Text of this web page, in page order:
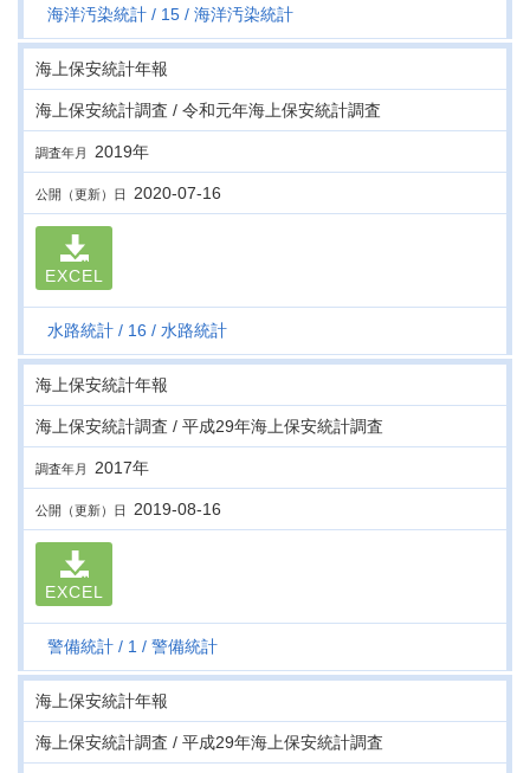
海洋汚染統計 15 海洋汚染統計
海上保安統計年報
海上保安統計調査 / 令和元年海上保安統計調査
調査年月 2019年
公開（更新）日 2020-07-16
EXCEL
水路統計 16 水路統計
海上保安統計年報
海上保安統計調査 / 平成29年海上保安統計調査
調査年月 2017年
公開（更新）日 2019-08-16
EXCEL
警備統計 1 警備統計
海上保安統計年報
海上保安統計調査 / 平成29年海上保安統計調査